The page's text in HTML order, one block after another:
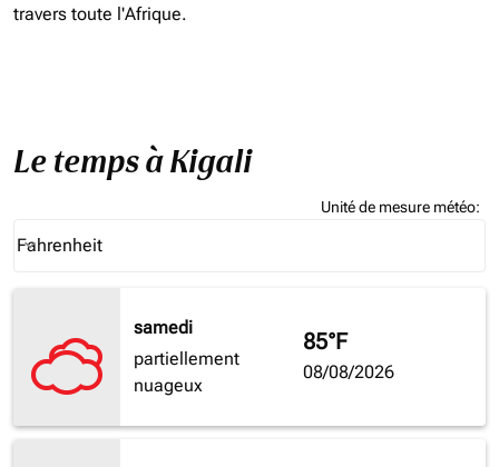
travers toute l'Afrique.
Le temps à Kigali
Unité de mesure météo:
Fahrenheit
keyboard_arrow_down
samedi
partiellement
nuageux
85°F
08/08/2026